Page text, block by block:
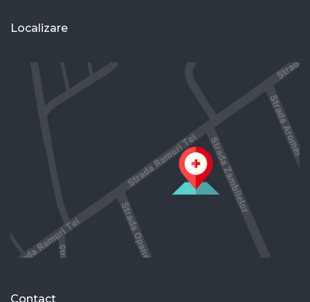
Localizare
Contact